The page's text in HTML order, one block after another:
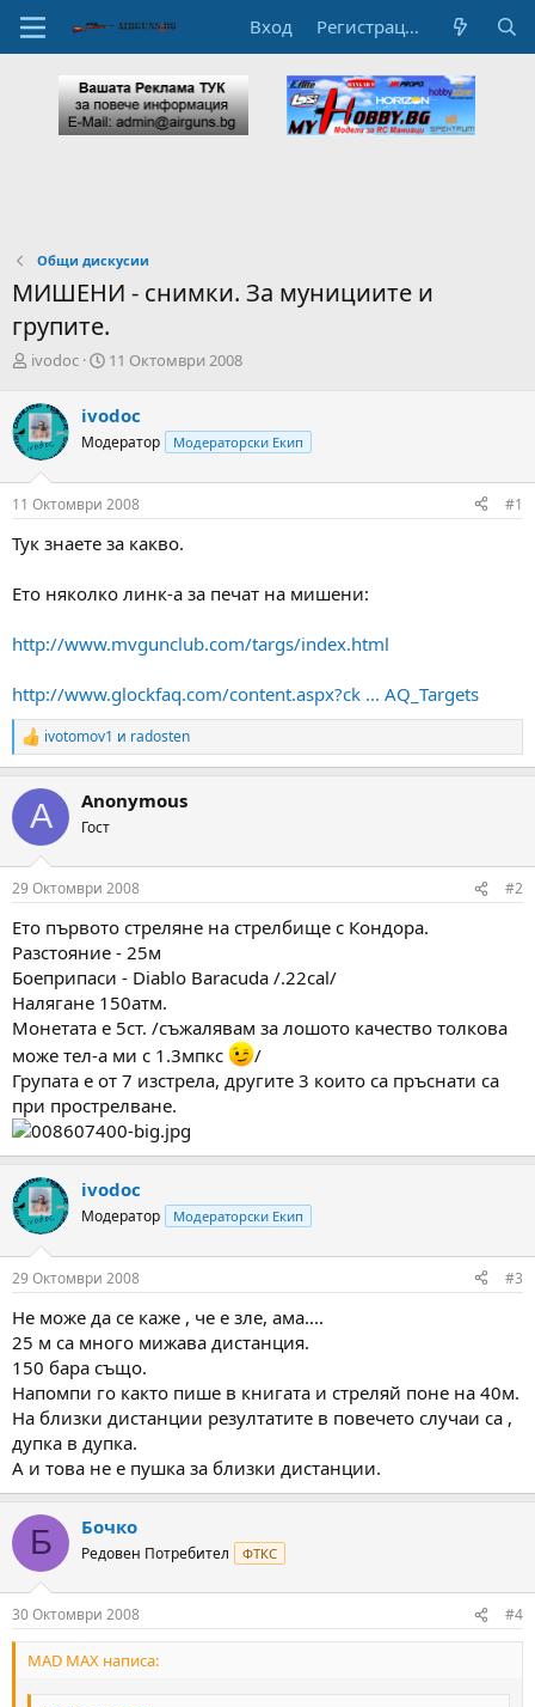
Вход Регистрация
Общи дискусии
МИШЕНИ - снимки. За мунициите и
групите.
А
т
о
р
н
а
т
м
т
ivodoc
Н
а
л
а
Д
т
11 Октомври 2008
ivodoc
Модератор Модераторски Екип
11 Октомври 2008 #1
Тук знаете за какво.
Ето няколко линк-а за печат на мишени:
http://www.mvgunclub.com/targs/index.html
http://www.glockfaq.com/content.aspx?ck ... AQ_Targets
R
e
c
i
s
ivotomov1 и radosten
A Anonymous
Гост
29 Октомври 2008 #2
Ето първото стреляне на стрелбище с Кондора.
Разстояние - 25м
Боеприпаси - Diablo Baracuda /.22cal/
Налягане 150атм.
Монетата е 5ст. /съжалявам за лошото качество толкова
може тел-а ми с 1.3мпкс
/
Групата е от 7 изстрела, другите 3 които са пръснати са
при прострелване.
ivodoc
Модератор Модераторски Екип
29 Октомври 2008 #3
Не може да се каже , че е зле, ама....
25 м са много мижава дистанция.
150 бара също.
Напомпи го както пише в книгата и стреляй поне на 40м.
На близки дистанции резултатите в повечето случаи са ,
дупка в дупка.
А и това не е пушка за близки дистанции.
Б Бочко
Редовен Потребител ФТКС
30 Октомври 2008 #4
MAD MAX написа: